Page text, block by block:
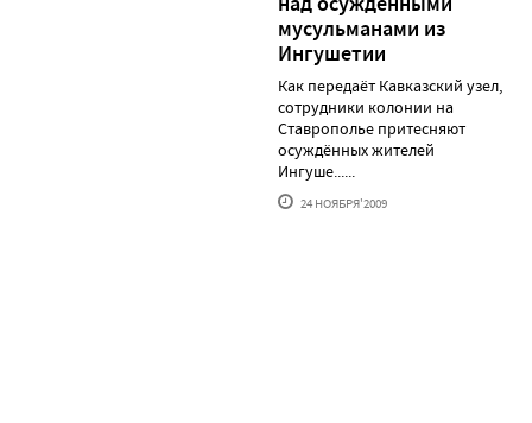
мусульманами из
Ингушетии
Как передаёт Кавказский узел,
сотрудники колонии на
Ставрополье притесняют
осуждённых жителей
Ингуше......
24 НОЯБРЯ'2009